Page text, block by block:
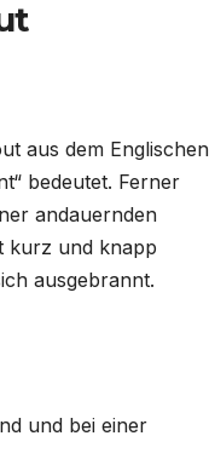
aus dem Englischen
bedeutet. Ferner
andauernden
kurz und knapp
ausgebrannt.
und bei einer